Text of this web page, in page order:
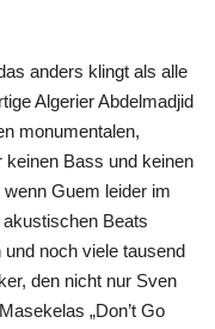
anders klingt als alle
Algerier Abdelmadjid
monumentalen,
Bass und keinen
wenn Guem leider im
Beats
noch viele tausend
den nicht nur Sven
„Don’t Go